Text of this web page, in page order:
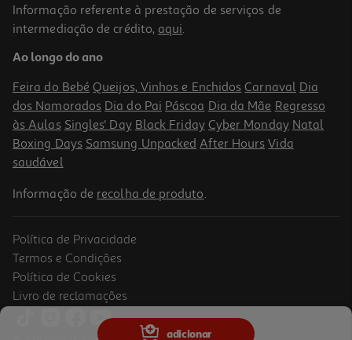
adicionar
Pão "bread Less" Schnitzer Sem Farinha E Glúten Bio 350g
11.4 €/Kg
3,99 €
Informação referente à prestação de serviços de
intermediação de crédito, aqui.
Ao longo do ano
Feira do Bebé Queijos, Vinhos e Enchidos Carnaval Dia
dos Namorados Dia do Pai Páscoa Dia da Mãe Regresso
às Aulas Singles' Day Black Friday Cyber Monday Natal
Boxing Days Samsung Unpacked After Hours Vida
saudável
Informação de recolha de produto.
Política de Privacidade
Termos e Condições
Política de Cookies
Livro de reclamações